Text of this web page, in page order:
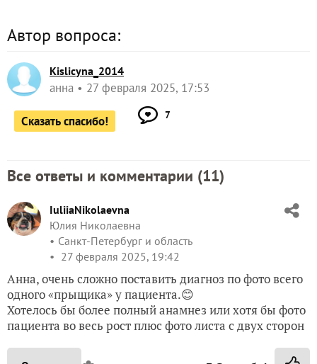
Автор вопроса:
Kislicyna_2014
анна 27 февраля 2025, 17:53
Сказать спасибо! 7
Все ответы и комментарии (11)
IuliiaNikolaevna
Юлия Николаевна
Санкт-Петербург и область
27 февраля 2025, 19:42
Анна, очень сложно поставить диагноз по фото всего
одного «прыщика» у пациента.😊
Хотелось бы более полный анамнез или хотя бы фото
пациента во весь рост плюс фото листа с двух сторон